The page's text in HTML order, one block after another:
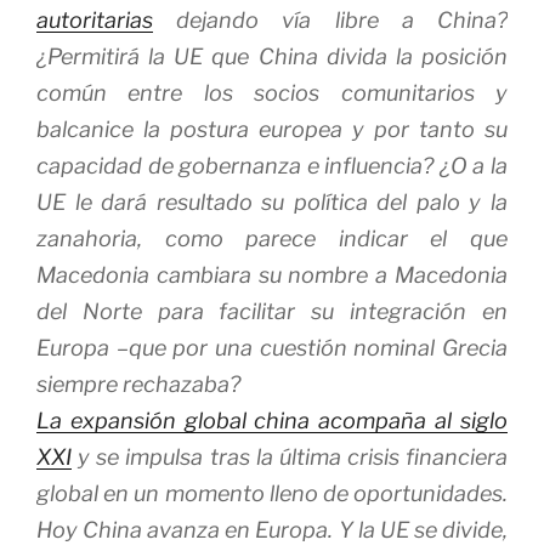
autoritarias dejando vía libre a China?
¿Permitirá la UE que China divida la posición
común entre los socios comunitarios y
balcanice la postura europea y por tanto su
capacidad de gobernanza e influencia? ¿O a la
UE le dará resultado su política del palo y la
zanahoria, como parece indicar el que
Macedonia cambiara su nombre a Macedonia
del Norte para facilitar su integración en
Europa –que por una cuestión nominal Grecia
siempre rechazaba?
La expansión global china acompaña al siglo
XXI y se impulsa tras la última crisis financiera
global en un momento lleno de oportunidades.
Hoy China avanza en Europa. Y la UE se divide,